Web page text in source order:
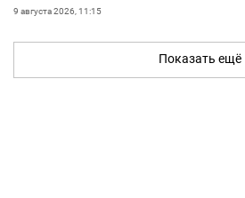
9 августа 2026, 11:15
Показать ещё